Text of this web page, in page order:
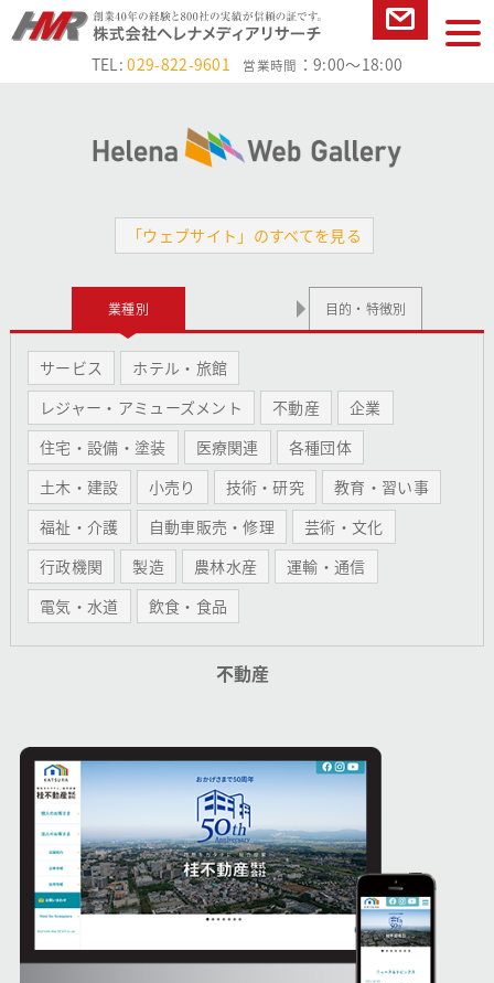
本文へ
わせ
TEL:029-822-9601 営業時間 ：9:00～18:00
「ウェブサイト」のすべてを見る
業種別 目的・特徴別
サービス
ホテル・旅館
レジャー・アミューズメント
不動産
企業
住宅・設備・塗装
医療関連
各種団体
土木・建設
小売り 技術・研究
教育・習い事
福祉・介護
自動車販売・修理
芸術・文化
行政機関
製造 農林水産
運輸・通信
電気・水道
飲食・食品
不動産